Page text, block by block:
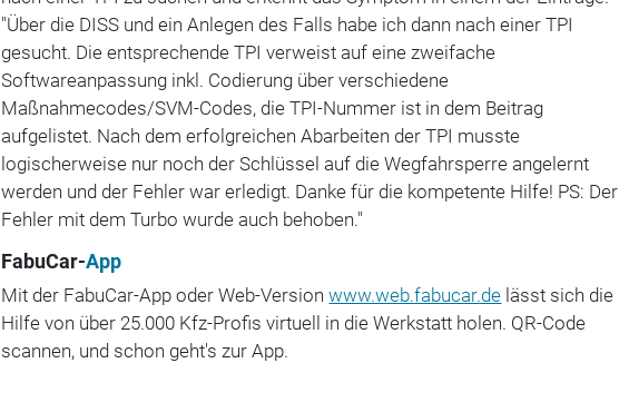
"Über die DISS und ein Anlegen des Falls habe ich dann nach einer TPI
gesucht. Die entsprechende TPI verweist auf eine zweifache
Softwareanpassung inkl. Codierung über verschiedene
Maßnahmecodes/SVM-Codes, die TPI-Nummer ist in dem Beitrag
aufgelistet. Nach dem erfolgreichen Abarbeiten der TPI musste
logischerweise nur noch der Schlüssel auf die Wegfahrsperre angelernt
werden und der Fehler war erledigt. Danke für die kompetente Hilfe! PS: Der
Fehler mit dem Turbo wurde auch behoben."
FabuCar-App
Mit der FabuCar-App oder Web-Versionwww.web.fabucar.de lässt sich die
Hilfe von über 25.000 Kfz-Profis virtuell in die Werkstatt holen. QR-Code
scannen, und schon geht's zur App.